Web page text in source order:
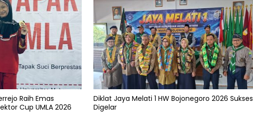
Raih Emas
Cup UMLA 2026
Diklat Jaya Melati 1 HW Bojonegoro 2026 Sukses
Digelar